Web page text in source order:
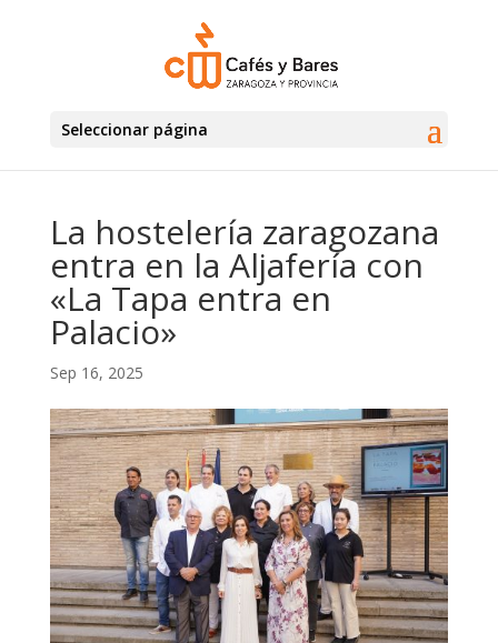
Seleccionar página
La hostelería zaragozana
entra en la Aljafería con
«La Tapa entra en
Palacio»
Sep 16, 2025